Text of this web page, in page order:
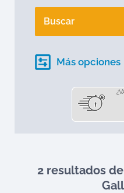
Buscar
Más opciones
2 resultados